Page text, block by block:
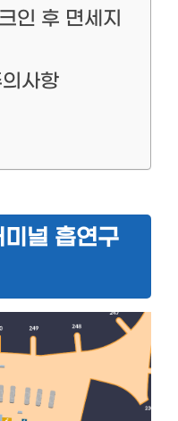
인 후 면세지
사항
널 흡연구